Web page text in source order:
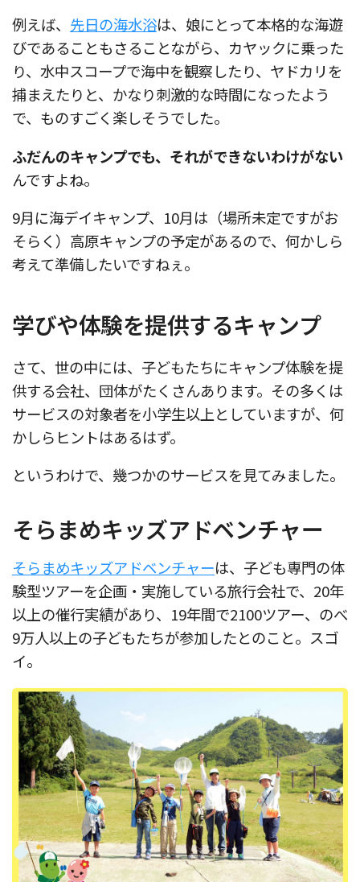
例えば、 先日の海水浴は、娘にとって本格的な海遊
びであることもさることながら、カヤックに乗った
り、水中スコープで海中を観察したり、ヤドカリを
捕まえたりと、かなり刺激的な時間になったよう
で、ものすごく楽しそうでした。
ふだんのキャンプでも、それができないわけがない
んですよね。
9月に海デイキャンプ、10月は（場所未定ですがお
そらく）高原キャンプの予定があるので、何かしら
考えて準備したいですねぇ。
学びや体験を提供するキャンプ
さて、世の中には、子どもたちにキャンプ体験を提
供する会社、団体がたくさんあります。その多くは
サービスの対象者を小学生以上としていますが、何
かしらヒントはあるはず。
というわけで、幾つかのサービスを見てみました。
そらまめキッズアドベンチャー
そらまめキッズアドベンチャーは、子ども専門の体
験型ツアーを企画・実施している旅行会社で、20年
以上の催行実績があり、19年間で2100ツアー、のべ
9万人以上の子どもたちが参加したとのこと。スゴ
イ。